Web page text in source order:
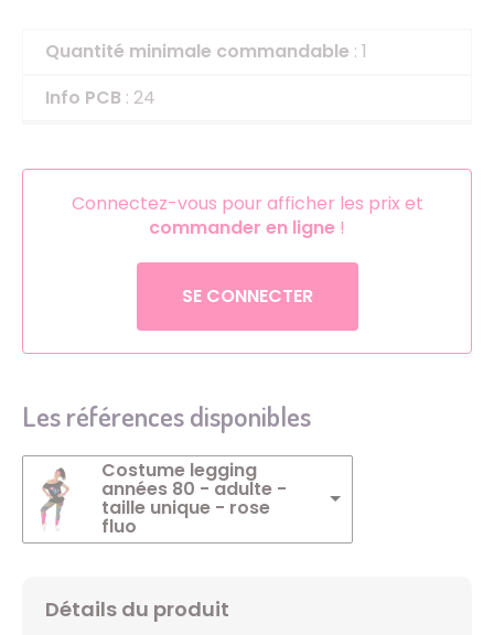
Quantité minimale commandable : 1
Info PCB : 24
Connectez-vous pour afficher les prix et
commander en ligne !
SE CONNECTER
Les références disponibles
Costume legging
années 80 - adulte -
taille unique - rose
fluo
Détails du produit